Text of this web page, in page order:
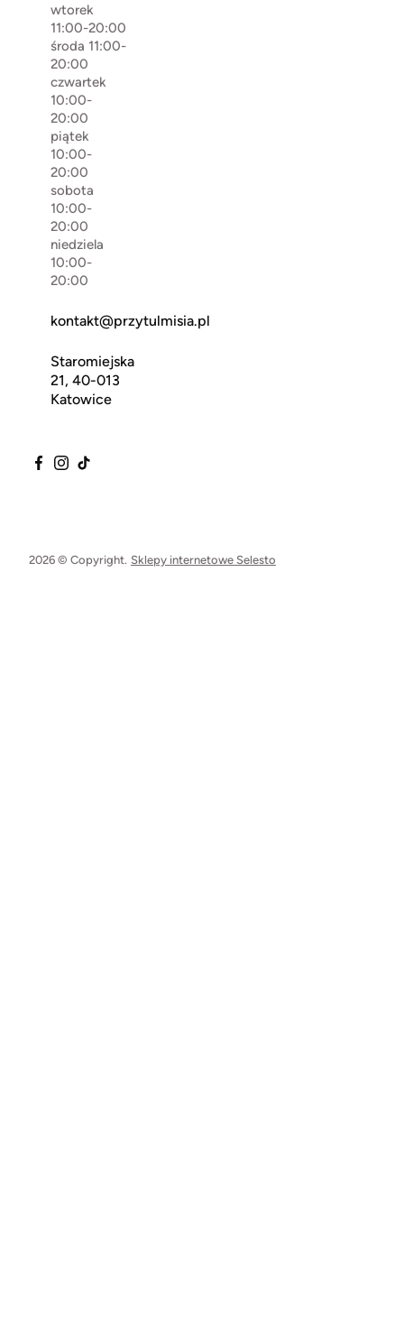
wtorek
11:00-20:00
środa 11:00-
20:00
czwartek
10:00-
20:00
piątek
10:00-
20:00
sobota
10:00-
20:00
niedziela
10:00-
20:00
kontakt@przytulmisia.pl
Staromiejska
21, 40-013
Katowice
2026 © Copyright. Sklepy internetowe Selesto